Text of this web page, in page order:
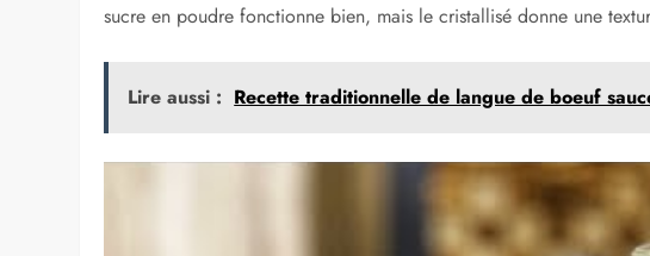
sucre en poudre fonctionne bien, mais le cristallisé donne une
Lire aussi : Recette traditionnelle de langue de boeuf